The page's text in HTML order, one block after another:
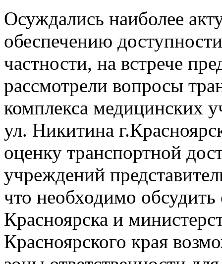
Осуждались наиболее
обеспечению
частности, на встрече
рассмотрели вопросы
комплекса медицинских
ул. Никитина
оценку транспортной
учреждений
что необходимо
Красноярска и
Красноярского края